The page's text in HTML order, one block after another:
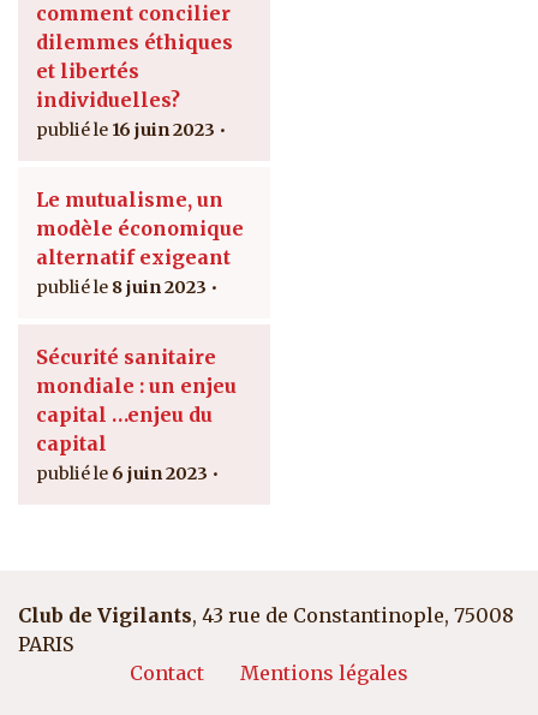
comment concilier
dilemmes éthiques
et libertés
individuelles?
16 juin 2023
Le mutualisme, un
modèle économique
alternatif exigeant
8 juin 2023
Sécurité sanitaire
mondiale : un enjeu
capital …enjeu du
capital
6 juin 2023
Club de Vigilants, 43 rue de Constantinople, 75008
PARIS
Pied de page
Contact Mentions légales